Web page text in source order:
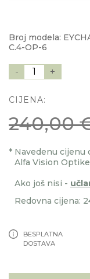
Broj modela:
C.4-OP-6
- 1 +
CIJENA:
240,00
* Navedenu cijenu
Alfa Vision
Ako još nisi -
Redovna cijena:
BESPLATNA
DOSTAVA